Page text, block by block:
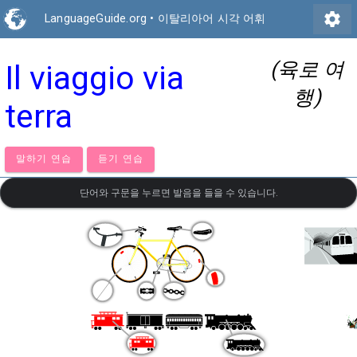
LanguageGuide.org • 이탈리아어 시각 어휘 settings
Il viaggio via
terra
(육로 여
행)
말하기 연습 듣기 연습
단어와 구문을 누르면 발음을 들을 수 있습니다.